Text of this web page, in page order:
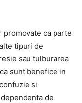
promovate ca parte
tipuri de
sau tulburarea
sunt benefice in
si
de